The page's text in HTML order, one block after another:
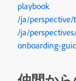
playbook
/ja/
/ja/
onboarding-